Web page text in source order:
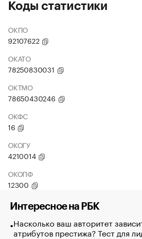
Коды статистики
ОКПО
92107622
ОКАТО
78250830031
ОКТМО
78650430246
ОКФС
16
ОКОГУ
4210014
ОКОПФ
12300
Интересное на РБК
Насколько ваш авторитет
атрибутов престижа? Тест для